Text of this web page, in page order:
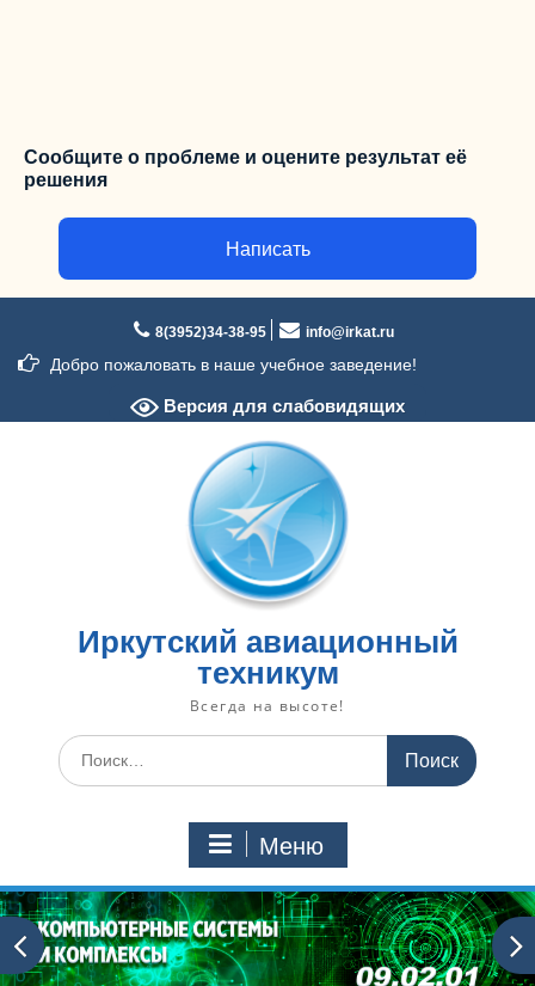
Сообщите о проблеме и оцените результат её
решения
Написать
содержимому
8(3952)34-38-95 info@irkat.ru
Добро пожаловать в наше учебное заведение!
Версия для слабовидящих
Иркутский авиационный
техникум
Всегда на высоте!
Искать:
Меню